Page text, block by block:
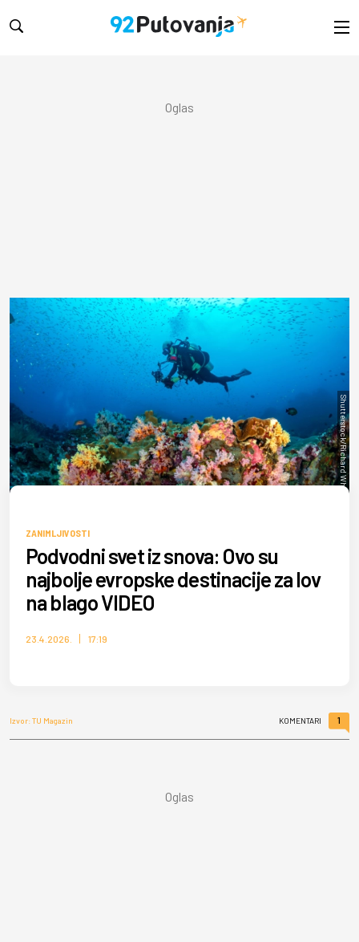
Shutterstock/Richard Whitcombe
ZANIMLJIVOSTI
Podvodni svet iz snova: Ovo su
najbolje evropske destinacije za lov
na blago VIDEO
23.4.2026. 17:19
Izvor: TU Magazin KOMENTARI 1